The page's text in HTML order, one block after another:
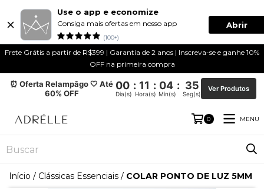
Use o app e economize
Consiga mais ofertas em nosso app
(100+)
Abrir
Frete Grátis a partir de R$399 | Garantia de 2 anos | Inscreva-se e ganhe 10%
OFF na primeira compra
⏰ Oferta Relampâgo 🤍 Até
60% OFF
00 : 11 : 04 : 35
Dia(s) Hora(s) Min(s) Seg(s)
Ver Produtos
0 MENU
Início / Clássicas Essenciais / COLAR PONTO DE LUZ 5MM